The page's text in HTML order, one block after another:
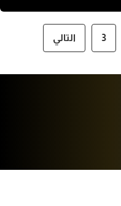
3 التالي